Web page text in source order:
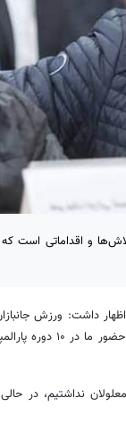
و اقداماتی است که
داشت: ورزش
توان‌یابان همه مرتبط به تلاش‌ها و اقداماتی است که پس از انقلاب اسلامی انجام
نداشتیم، در